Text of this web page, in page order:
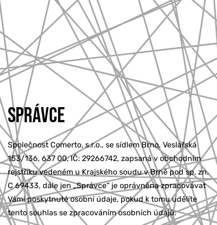
KONTAKTY
777 353 464
SPRÁVCE
Společnost Comerto, s.r.o., se sídlem Brno, Veslařská
153/136, 637 00, IČ: 29266742, zapsaná v obchodním
rejstříku vedeném u Krajského soudu v Brně pod sp. zn.
C 69433, dále jen „Správce“ je oprávněna zpracovávat
Vámi poskytnuté osobní údaje, pokud k tomu udělíte
tento souhlas se zpracováním osobních údajů.